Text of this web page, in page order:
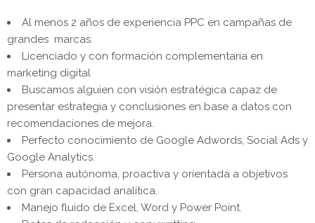
Al menos 2 años de experiencia PPC en campañas de
grandes marcas.
Licenciado y con formación complementaria en
marketing digital
Buscamos alguien con visión estratégica capaz de
presentar estrategia y conclusiones en base a datos con
recomendaciones de mejora.
Perfecto conocimiento de Google Adwords, Social Ads y
Google Analytics.
Persona autónoma, proactiva y orientada a objetivos
con gran capacidad analítica.
Manejo fluido de Excel, Word y Power Point.